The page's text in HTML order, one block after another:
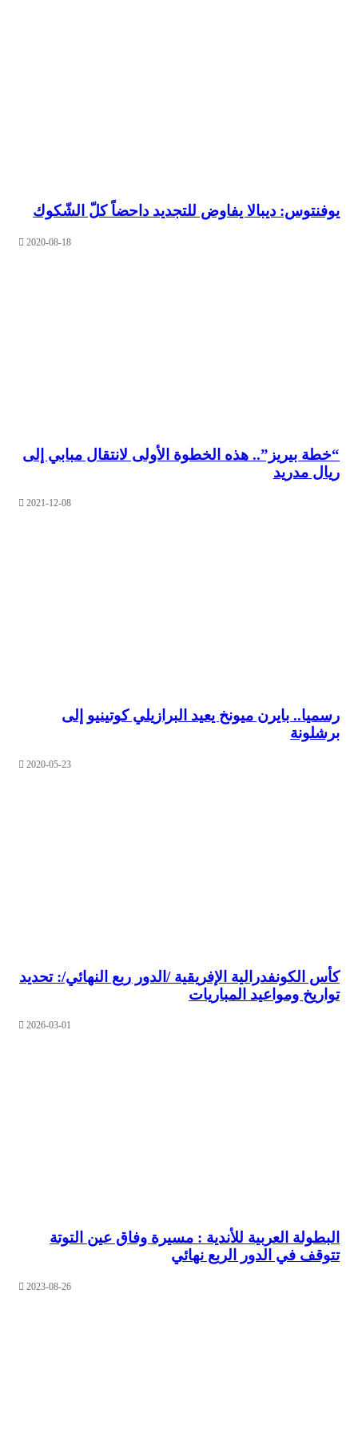
ديبالا يفاوض للتجديد داحضاً كلّ الشّكوك
2020-08-18
بيريز”.. هذه الخطوة الأولى لانتقال مبابي إلى
مدريد
2021-12-08
بايرن ميونخ يعيد البرازيلي كوتينيو إلى
2020-05-23
الإفريقية /الدور ربع النهائي/: تحديد
ومواعيد المباريات
2026-03-01
العربية للأندية : مسيرة وفاق عين التوتة
في الدور الربع نهائي
2023-08-26